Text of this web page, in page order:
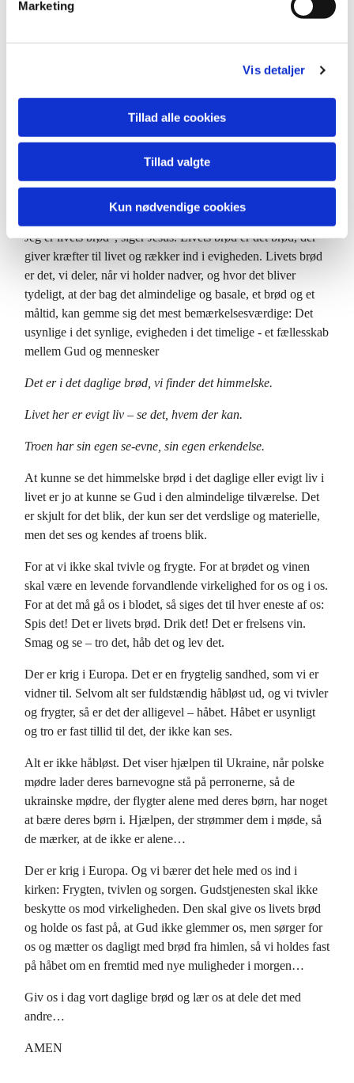
Marketing
Vis detaljer
Tillad alle cookies
Tillad valgte
Kun nødvendige cookies
Og han ville sige…
”Gud giver også uden vor bøn dagligt brød (også) til alle
lade os forstå, hvad vort daglige brød er, tage imod det og
takke ham for det”.
bedst i bønnen om dagligt brød. Brød og vand er menneskets
mest fundamentale livsfornødenheder. Derfor er både vandet
og brødet blevet metaforer for evigt liv…
Jeg er livets brød”, siger Jesus. Livets brød er det brød, der
giver kræfter til livet og rækker ind i evigheden. Livets brød
er det, vi deler, når vi holder nadver, og hvor det bliver
tydeligt, at der bag det almindelige og basale, et brød og et
måltid, kan gemme sig det mest bemærkelsesværdige: Det
usynlige i det synlige, evigheden i det timelige - et fællesskab
mellem Gud og mennesker
Det er i det daglige brød, vi finder det himmelske.
Livet her er evigt liv – se det, hvem der kan.
Troen har sin egen se-evne, sin egen erkendelse.
At kunne se det himmelske brød i det daglige eller evigt liv i
livet er jo at kunne se Gud i den almindelige tilværelse. Det
er skjult for det blik, der kun ser det verdslige og materielle,
men det ses og kendes af troens blik.
For at vi ikke skal tvivle og frygte. For at brødet og vinen
skal være en levende forvandlende virkelighed for os og i os.
For at det må gå os i blodet, så siges det til hver eneste af os:
Spis det! Det er livets brød. Drik det! Det er frelsens vin.
Smag og se – tro det, håb det og lev det.
Der er krig i Europa. Det er en frygtelig sandhed, som vi er
vidner til. Selvom alt ser fuldstændig håbløst ud, og vi tvivler
og frygter, så er det der alligevel – håbet. Håbet er usynligt
og tro er fast tillid til det, der ikke kan ses.
Alt er ikke håbløst. Det viser hjælpen til Ukraine, når polske
mødre lader deres barnevogne stå på perronerne, så de
ukrainske mødre, der flygter alene med deres børn, har noget
at bære deres børn i. Hjælpen, der strømmer dem i møde, så
de mærker, at de ikke er alene…
Der er krig i Europa. Og vi bærer det hele med os ind i
kirken: Frygten, tvivlen og sorgen. Gudstjenesten skal ikke
beskytte os mod virkeligheden. Den skal give os livets brød
og holde os fast på, at Gud ikke glemmer os, men sørger for
os og mætter os dagligt med brød fra himlen, så vi holdes fast
på håbet om en fremtid med nye muligheder i morgen…
Giv os i dag vort daglige brød og lær os at dele det med
andre…
AMEN